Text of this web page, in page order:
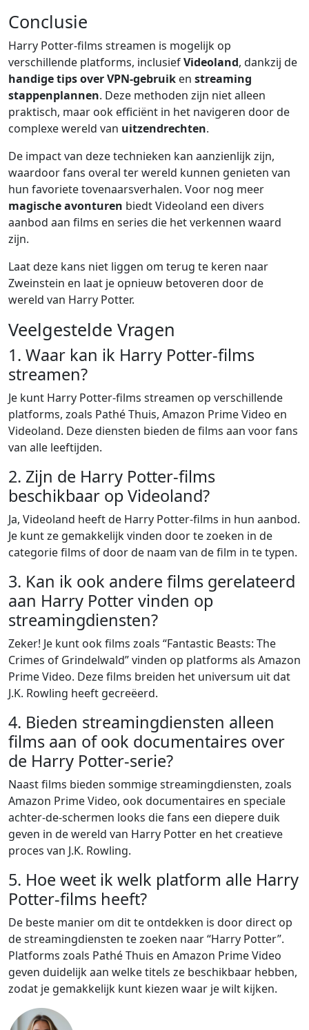
Conclusie
Harry Potter-films streamen is mogelijk op
verschillende platforms, inclusiefVideoland, dankzij de
handige tips over VPN-gebruik en streaming
stappenplannen. Deze methoden zijn niet alleen
praktisch, maar ook efficiënt in het navigeren door de
complexe wereld van uitzendrechten.
De impact van deze technieken kan aanzienlijk zijn,
waardoor fans overal ter wereld kunnen genieten van
hun favoriete tovenaarsverhalen. Voor nog meer
magische avonturen biedt Videoland een divers
aanbod aan films en series die het verkennen waard
zijn.
Laat deze kans niet liggen om terug te keren naar
Zweinstein en laat je opnieuw betoveren door de
wereld van Harry Potter.
Veelgestelde Vragen
1. Waar kan ik Harry Potter-films
streamen?
Je kunt Harry Potter-films streamen op verschillende
platforms, zoals Pathé Thuis, Amazon Prime Video en
Videoland. Deze diensten bieden de films aan voor fans
van alle leeftijden.
2. Zijn de Harry Potter-films
beschikbaar op Videoland?
Ja, Videoland heeft de Harry Potter-films in hun aanbod.
Je kunt ze gemakkelijk vinden door te zoeken in de
categorie films of door de naam van de film in te typen.
3. Kan ik ook andere films gerelateerd
aan Harry Potter vinden op
streamingdiensten?
Zeker! Je kunt ook films zoals “Fantastic Beasts: The
Crimes of Grindelwald” vinden op platforms als Amazon
Prime Video. Deze films breiden het universum uit dat
J.K. Rowling heeft gecreëerd.
4. Bieden streamingdiensten alleen
films aan of ook documentaires over
de Harry Potter-serie?
Naast films bieden sommige streamingdiensten, zoals
Amazon Prime Video, ook documentaires en speciale
achter-de-schermen looks die fans een diepere duik
geven in de wereld van Harry Potter en het creatieve
proces van J.K. Rowling.
5. Hoe weet ik welk platform alle Harry
Potter-films heeft?
De beste manier om dit te ontdekken is door direct op
de streamingdiensten te zoeken naar “Harry Potter”.
Platforms zoals Pathé Thuis en Amazon Prime Video
geven duidelijk aan welke titels ze beschikbaar hebben,
zodat je gemakkelijk kunt kiezen waar je wilt kijken.